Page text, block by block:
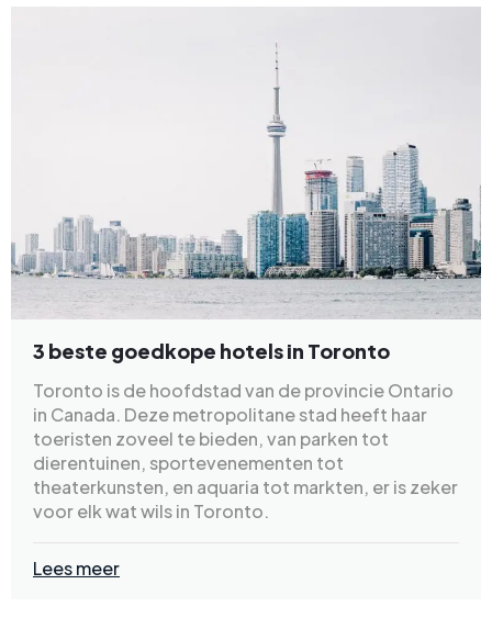
3 beste goedkope hotels in Toronto
Toronto is de hoofdstad van de provincie Ontario
in Canada. Deze metropolitane stad heeft haar
toeristen zoveel te bieden, van parken tot
dierentuinen, sportevenementen tot
theaterkunsten, en aquaria tot markten, er is zeker
voor elk wat wils in Toronto.
Lees meer